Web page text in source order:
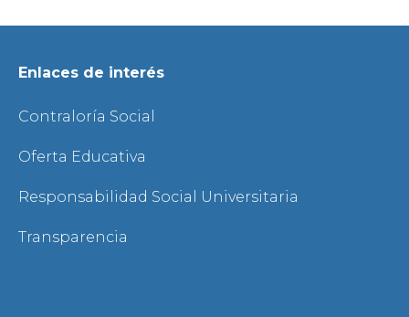
Enlaces de interés
Contraloría Social
Oferta Educativa
Responsabilidad Social Universitaria
Transparencia